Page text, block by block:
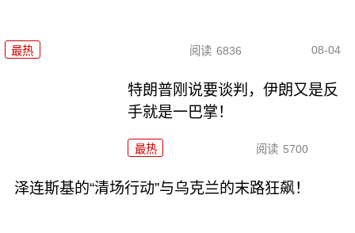
最热 阅读 6836 08-04
特朗普刚说要谈判，伊朗又是反
手就是一巴掌！
最热 阅读 5700
泽连斯基的“清场行动”与乌克兰的末路狂飙！